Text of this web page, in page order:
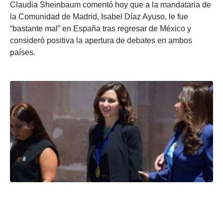
Claudia Sheinbaum comentó hoy que a la mandataria de
la Comunidad de Madrid, Isabel Díaz Ayuso, le fue
“bastante mal” en España tras regresar de México y
consideró positiva la apertura de debates en ambos
países.